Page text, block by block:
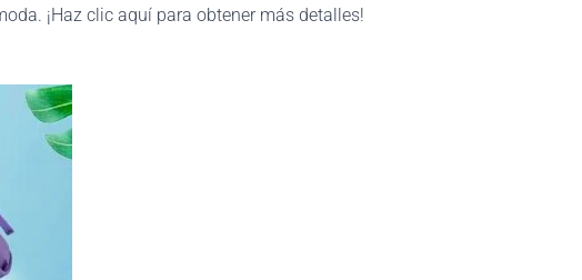
¡Haz clic aquí para obtener más detalles!